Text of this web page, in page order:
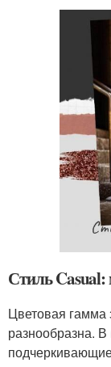
Стиль
Цветовая гамма
разнообразна.